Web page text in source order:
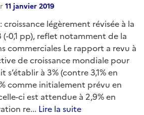
11 janvier 2019
légèrement révisée à la
(-0,1 pp), reflet notamment de la
commerciales Le rapport a revu à
de croissance mondiale pour
s’établir à 3% (contre 3,1% en
comme initialement prévu en
ci est attendue à 2,9% en
re... Lire la suite